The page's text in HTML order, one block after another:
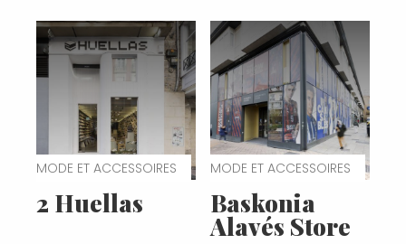
MODE ET ACCESSOIRES
2 Huellas
MODE ET ACCESSOIRES
Baskonia
Alavés Store